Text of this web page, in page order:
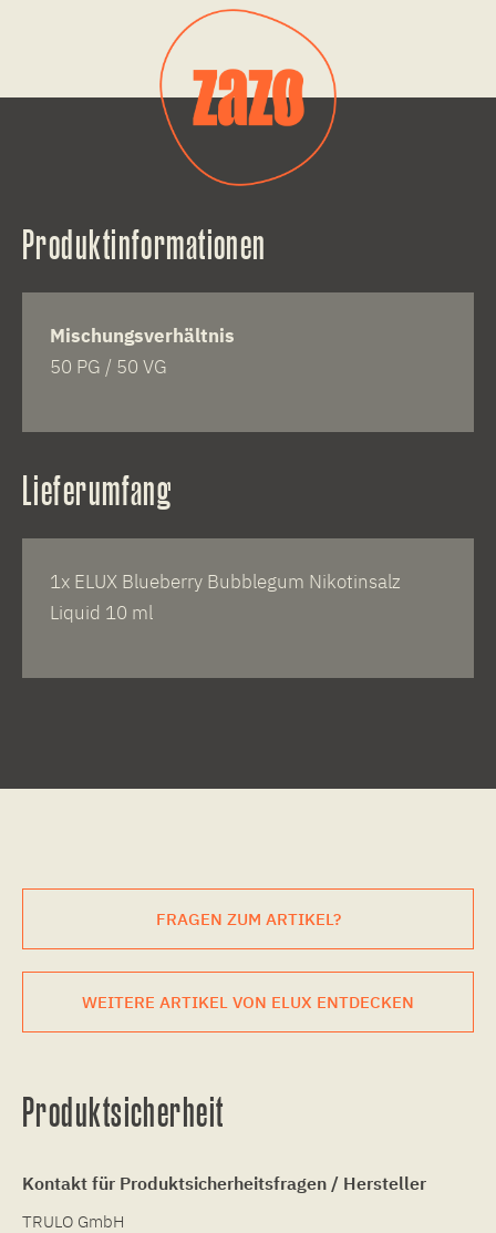
Produktinformationen
Mischungsverhältnis
50 PG / 50 VG
Lieferumfang
1x ELUX Blueberry Bubblegum Nikotinsalz
Liquid 10 ml
FRAGEN ZUM ARTIKEL?
WEITERE ARTIKEL VON ELUX ENTDECKEN
Produktsicherheit
Kontakt für Produktsicherheitsfragen / Hersteller
TRULO GmbH